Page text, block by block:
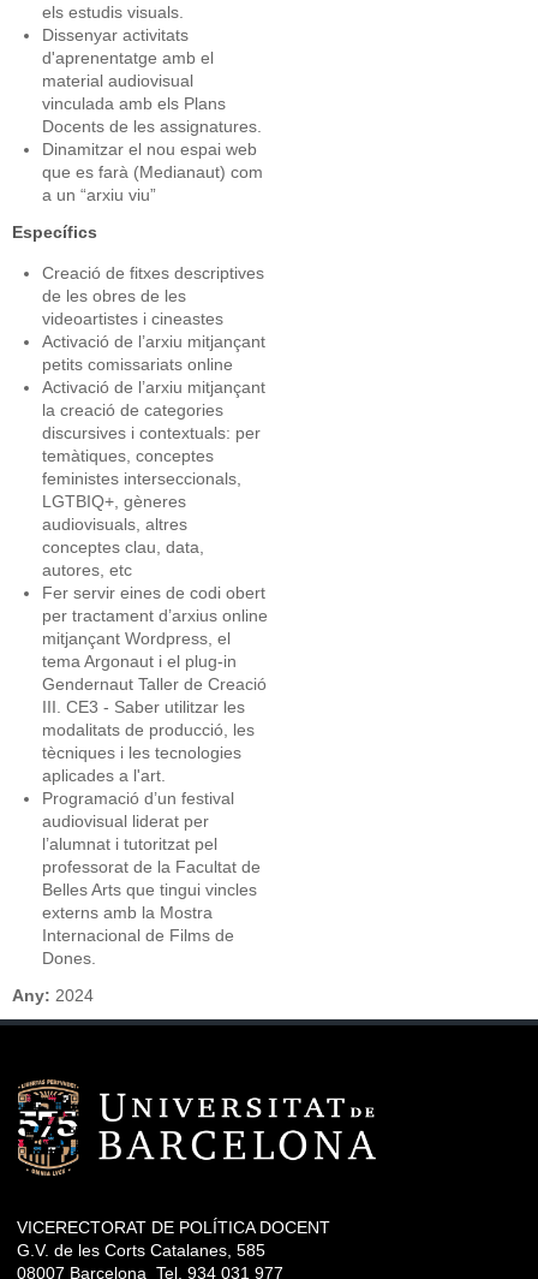
els estudis visuals.
Dissenyar activitats
d'aprenentatge amb el
material audiovisual
vinculada amb els Plans
Docents de les assignatures.
Dinamitzar el nou espai web
que es farà (Medianaut) com
a un “arxiu viu”
Específics
Creació de fitxes descriptives
de les obres de les
videoartistes i cineastes
Activació de l’arxiu mitjançant
petits comissariats online
Activació de l’arxiu mitjançant
la creació de categories
discursives i contextuals: per
temàtiques, conceptes
feministes interseccionals,
LGTBIQ+, gèneres
audiovisuals, altres
conceptes clau, data,
autores, etc
Fer servir eines de codi obert
per tractament d’arxius online
mitjançant Wordpress, el
tema Argonaut i el plug-in
Gendernaut Taller de Creació
III. CE3 - Saber utilitzar les
modalitats de producció, les
tècniques i les tecnologies
aplicades a l'art.
Programació d’un festival
audiovisual liderat per
l’alumnat i tutoritzat pel
professorat de la Facultat de
Belles Arts que tingui vincles
externs amb la Mostra
Internacional de Films de
Dones.
Any: 2024
VICERECTORAT DE POLÍTICA DOCENT
G.V. de les Corts Catalanes, 585
08007 Barcelona Tel. 934 031 977